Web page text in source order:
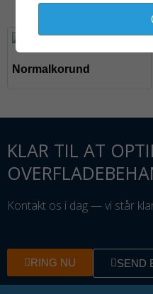
Normalkorund
KLAR TIL AT
Kontakt os i dag — vi står
RING NU SEND